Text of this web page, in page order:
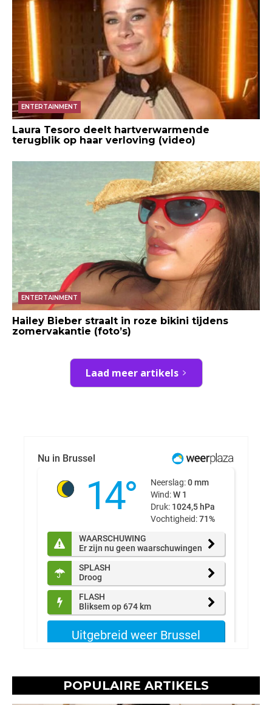
ENTERTAINMENT
Laura Tesoro deelt hartverwarmende
terugblik op haar verloving (video)
ENTERTAINMENT
Hailey Bieber straalt in roze bikini tijdens
zomervakantie (foto’s)
Laad meer artikels
POPULAIRE ARTIKELS